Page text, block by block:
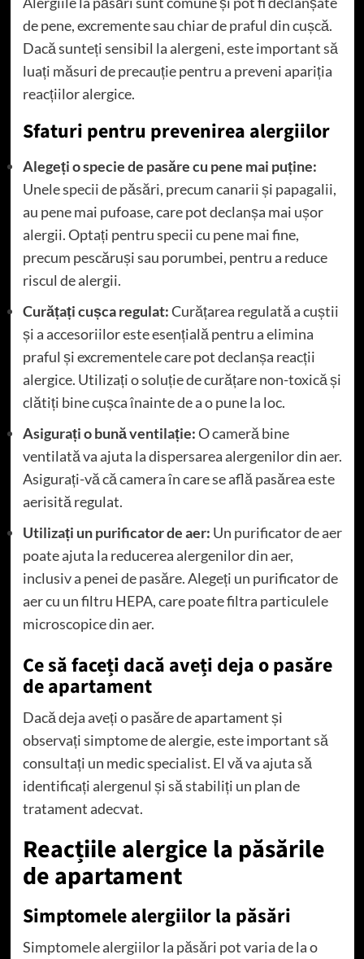
de pene, excremente sau chiar de praful din cușcă.
Dacă sunteți sensibil la alergeni, este important să
luați măsuri de precauție pentru a preveni apariția
reacțiilor alergice.
Sfaturi pentru prevenirea alergiilor
Alegeți o specie de pasăre cu pene mai puține:
Unele specii de păsări, precum canarii și papagalii,
au pene mai pufoase, care pot declanșa mai ușor
alergii. Optați pentru specii cu pene mai fine,
precum pescăruși sau porumbei, pentru a reduce
riscul de alergii.
Curățați cușca regulat:Curățarea regulată a cuștii
și a accesoriilor este esențială pentru a elimina
praful și excrementele care pot declanșa reacții
alergice. Utilizați o soluție de curățare non-toxică și
clătiți bine cușca înainte de a o pune la loc.
Asigurați o bună ventilație:O cameră bine
ventilată va ajuta la dispersarea alergenilor din aer.
Asigurați-vă că camera în care se află pasărea este
aerisită regulat.
Utilizați un purificator de aer: Un purificator de aer
poate ajuta la reducerea alergenilor din aer,
inclusiv a penei de pasăre. Alegeți un purificator de
aer cu un filtru HEPA, care poate filtra particulele
microscopice din aer.
Ce să faceți dacă aveți deja o pasăre
de apartament
Dacă deja aveți o pasăre de apartament și
observați simptome de alergie, este important să
consultați un medic specialist. El vă va ajuta să
identificați alergenul și să stabiliți un plan de
tratament adecvat.
Reacțiile alergice la păsările
de apartament
Simptomele alergiilor la păsări
Simptomele alergiilor la păsări pot varia de la o